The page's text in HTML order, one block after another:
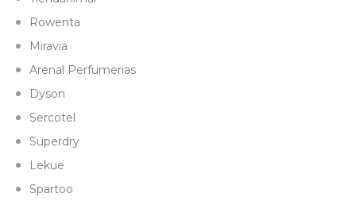
Rowenta
Miravia
Arenal Perfumerias
Dyson
Sercotel
Superdry
Lekue
Spartoo